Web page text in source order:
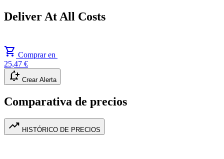
Deliver At All Costs
shopping_cart Comprar en
25,47 €
notification_add Crear Alerta
Comparativa de precios
trending_up HISTÓRICO DE PRECIOS